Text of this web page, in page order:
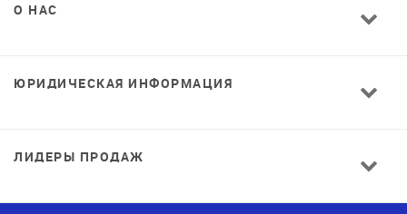
О НАС
ЮРИДИЧЕСКАЯ ИНФОРМАЦИЯ
ЛИДЕРЫ ПРОДАЖ